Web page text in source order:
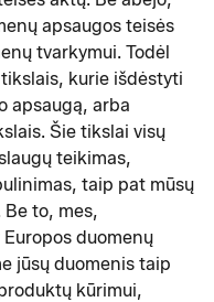
apsaugos teisės
tvarkymui. Todėl
kurie išdėstyti
apsaugą, arba
Šie tikslai visų
teikimas,
taip pat mūsų
to, mes,
duomenų
jūsų duomenis taip
kūrimui,